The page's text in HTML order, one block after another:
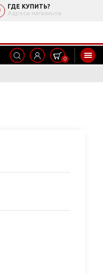
ГДЕ КУПИТЬ?
Адреса магазинов
0